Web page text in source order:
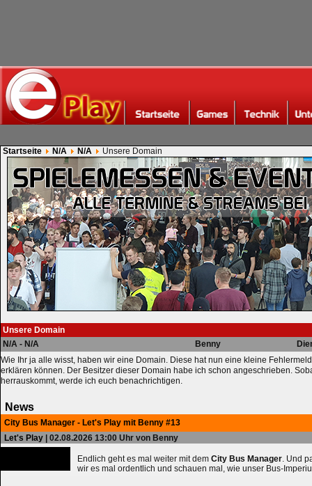
Startseite N/A N/A Unsere Domain
Unsere Domain
N/A - N/A
Benny
Wie Ihr ja alle wisst, haben wir eine Domain. Diese hat nun eine kleine
erklären können. Der Besitzer dieser Domain habe ich schon angeschrieben.
herrauskommt, werde ich euch benachrichtigen.
News
City Bus Manager - Let's Play mit Benny #13
Let's Play | 02.08.2026 13:00 Uhr von Benny
Endlich geht es mal weiter mit dem City Bus Manager. Und
wir es mal ordentlich und schauen mal, wie unser Bus-